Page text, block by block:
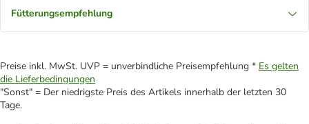
Fütterungsempfehlung
Preise inkl. MwSt. UVP = unverbindliche Preisempfehlung * Es gelten
die Lieferbedingungen
"Sonst" = Der niedrigste Preis des Artikels innerhalb der letzten 30
Tage.